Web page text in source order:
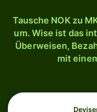
Tausche NOK zu
um. Wise ist das
Überweisen,
mit